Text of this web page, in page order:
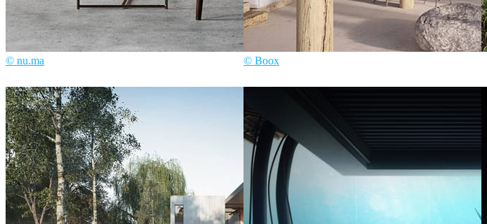
© nu.ma
nu.maInterior Design
© Boox